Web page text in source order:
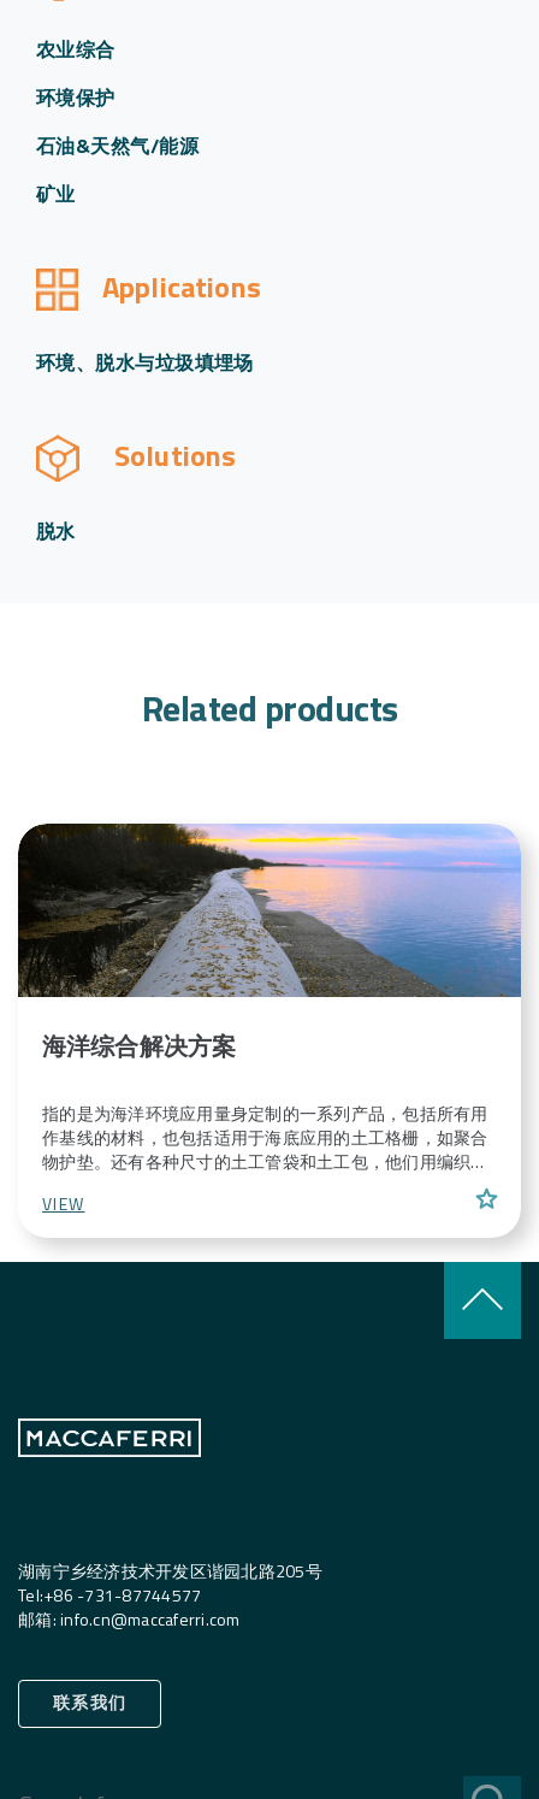
农业综合
环境保护
石油&天然气/能源
矿业
Applications
环境、脱水与垃圾填埋场
Solutions
脱水
Related products
海洋综合解决方案
指的是为海洋环境应用量身定制的一系列产品，包括所有用
作基线的材料，也包括适用于海底应用的土工格栅，如聚合
物护垫。还有各种尺寸的土工管袋和土工包，他们用编织物
用。
VIEW star
keyboard_arrow_up
湖南宁乡经济技术开发区谐园北路205号
Tel:+86 -731-87744577
邮箱:info.cn@maccaferri.com
联系我们
Search